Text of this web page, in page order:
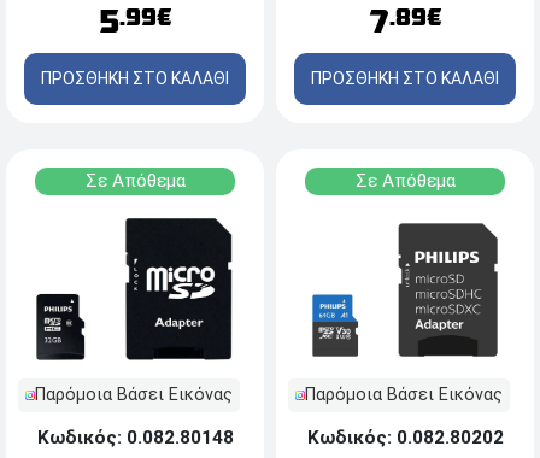
5.99€
ΠΡΟΣΘΗΚΗ ΣΤΟ ΚΑΛΑΘΙ
7.89€
ΠΡΟΣΘΗΚΗ ΣΤΟ ΚΑΛΑΘΙ
Σε Απόθεμα
Παρόμοια Βάσει Εικόνας
Κωδικός: 0.082.80148
Σε Απόθεμα
Παρόμοια Βάσει Εικόνας
Κωδικός: 0.082.80202